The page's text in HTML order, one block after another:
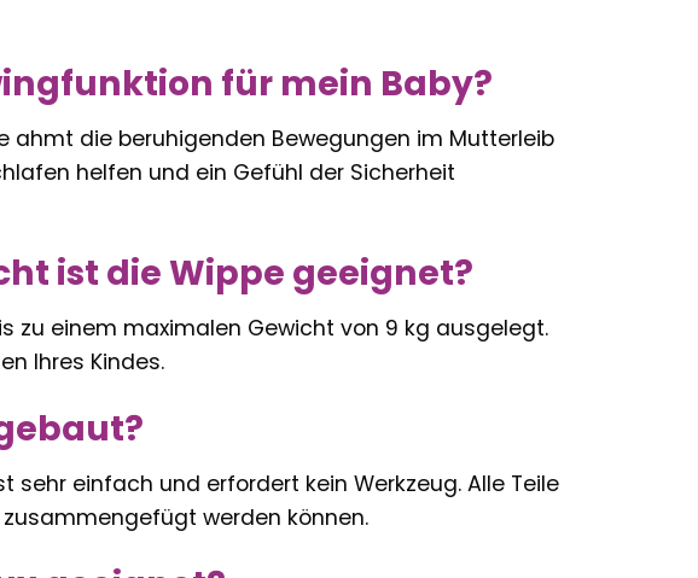
für mein Baby?
ahmt die beruhigenden Bewegungen im Mutterleib
helfen und ein Gefühl der Sicherheit
ist die Wippe geeignet?
zu einem maximalen Gewicht von 9 kg ausgelegt.
Ihres Kindes.
sehr einfach und erfordert kein Werkzeug. Alle Teile
werden können.